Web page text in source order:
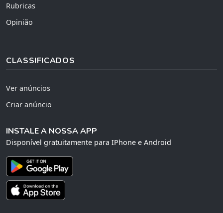
Rubricas
Opinião
CLASSIFICADOS
Ver anúncios
Criar anúncio
INSTALE A NOSSA APP
Disponível gratuitamente para IPhone e Android